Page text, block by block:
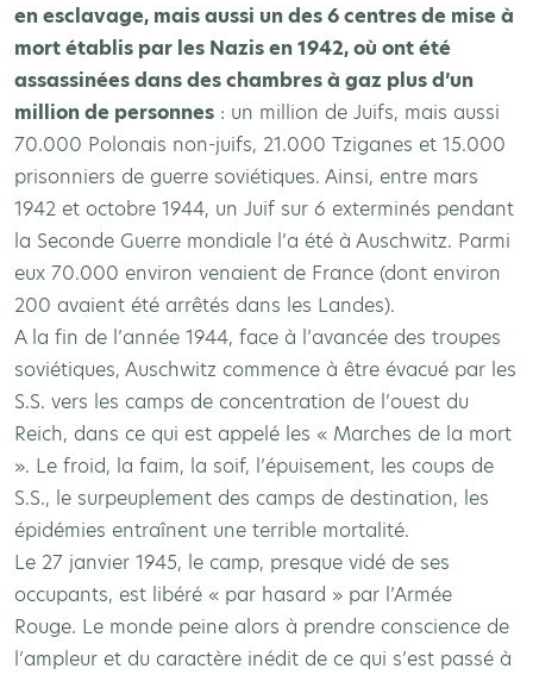
en esclavage, mais aussi un des 6 centres de mise à
mort établis par les Nazis en 1942, où ont été
assassinées dans des chambres à gaz plus d’un
million de personnes : un million de Juifs, mais aussi
70.000 Polonais non-juifs, 21.000 Tziganes et 15.000
prisonniers de guerre soviétiques. Ainsi, entre mars
1942 et octobre 1944, un Juif sur 6 exterminés pendant
la Seconde Guerre mondiale l’a été à Auschwitz. Parmi
eux 70.000 environ venaient de France (dont environ
200 avaient été arrêtés dans les Landes).
A la fin de l’année 1944, face à l’avancée des troupes
soviétiques, Auschwitz commence à être évacué par les
S.S. vers les camps de concentration de l’ouest du
Reich, dans ce qui est appelé les « Marches de la mort
». Le froid, la faim, la soif, l’épuisement, les coups de
S.S., le surpeuplement des camps de destination, les
épidémies entraînent une terrible mortalité.
Le 27 janvier 1945, le camp, presque vidé de ses
occupants, est libéré « par hasard » par l’Armée
Rouge. Le monde peine alors à prendre conscience de
l’ampleur et du caractère inédit de ce qui s’est passé à